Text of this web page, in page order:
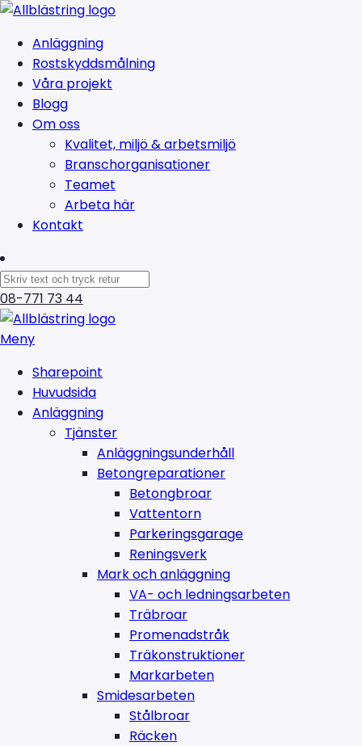
Anläggning
Rostskyddsmålning
Våra projekt
Blogg
Om oss
Kvalitet, miljö & arbetsmiljö
Branschorganisationer
Teamet
Arbeta här
Kontakt
08-771 73 44
Meny
Sharepoint
Huvudsida
Anläggning
Tjänster
Anläggningsunderhåll
Betongreparationer
Betongbroar
Vattentorn
Parkeringsgarage
Reningsverk
Mark och anläggning
VA- och ledningsarbeten
Träbroar
Promenadstråk
Träkonstruktioner
Markarbeten
Smidesarbeten
Stålbroar
Räcken